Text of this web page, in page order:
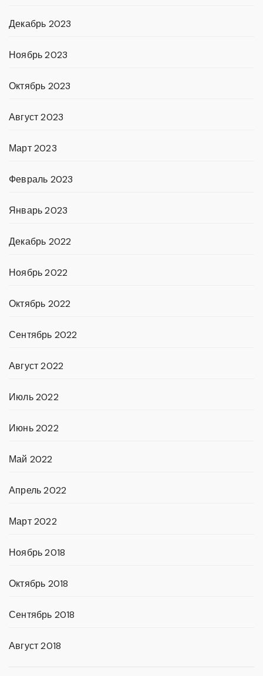
Декабрь 2023
Ноябрь 2023
Октябрь 2023
Август 2023
Март 2023
Февраль 2023
Январь 2023
Декабрь 2022
Ноябрь 2022
Октябрь 2022
Сентябрь 2022
Август 2022
Июль 2022
Июнь 2022
Май 2022
Апрель 2022
Март 2022
Ноябрь 2018
Октябрь 2018
Сентябрь 2018
Август 2018